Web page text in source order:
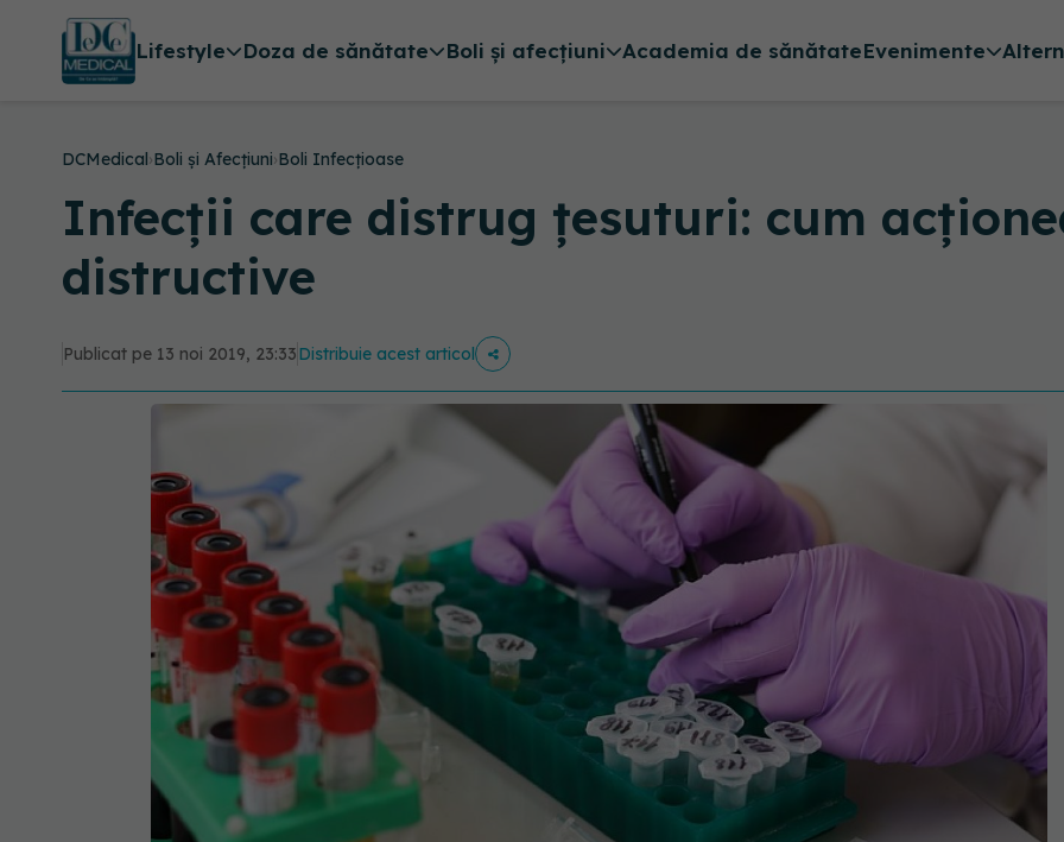
Lifestyle Doza de sănătate Boli și afecțiuni Academia de sănătateEvenimente
DCMedical›Boli și Afecțiuni›Boli Infecțioase
Infecții care distrug țesuturi: cum
distructive
Publicat pe 13 noi 2019, 23:33Distribuie acest articol